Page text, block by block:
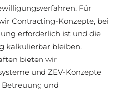
Für
Contracting-Konzepte, bei
erforderlich ist und die
kalkulierbar bleiben.
bieten wir
und ZEV-Konzepte
und